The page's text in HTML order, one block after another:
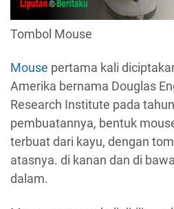
Tombol Mouse
Mouse pertama kali
Amerika bernama Douglas
Research Institute pada
pembuatannya, bentuk
terbuat dari kayu, dengan
atasnya. di kanan dan di
dalam.